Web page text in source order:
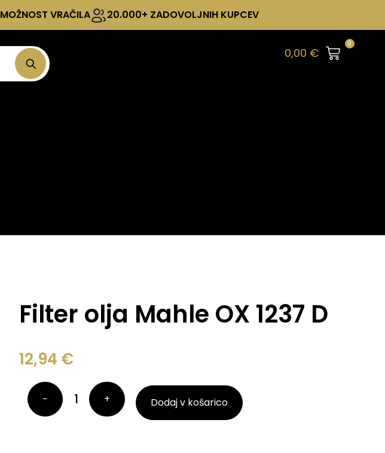
MOŽNOST VRAČILA 20.000+ ZADOVOLJNIH KUPCEV
0,00 €
0
Filter olja Mahle OX 1237 D
12,94 €
− + Dodaj v košarico